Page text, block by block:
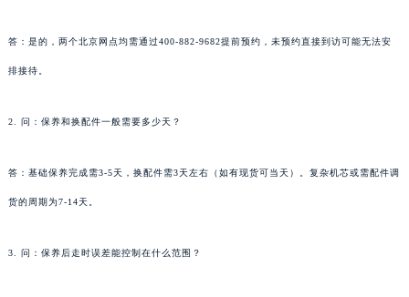
答：是的，两个北京网点均需通过400-882-9682提前预约，未预约直接到访可能无法安
排接待。
2. 问：保养和换配件一般需要多少天？
答：基础保养完成需3-5天，换配件需3天左右（如有现货可当天）。复杂机芯或需配件调
货的周期为7-14天。
3. 问：保养后走时误差能控制在什么范围？